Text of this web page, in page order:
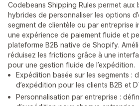
Codebeans Shipping Rules permet aux
hybrides de personnaliser les options
segment de clientèle ou par entreprise
une expérience de paiement fluide et
plateforme B2B native de Shopify.
réduisez les frictions grâce à une
pour une gestion fluide de l’expédition.
Expédition basée sur les segments :
d’expédition pour les clients B2B et
Personnalisation par entreprise :